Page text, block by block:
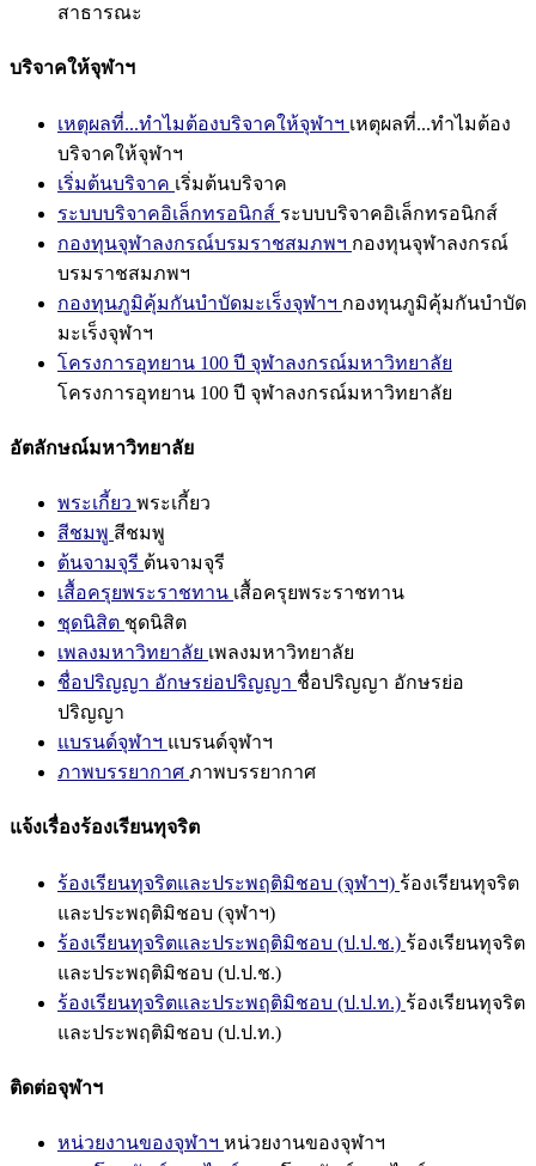
สาธารณะ
บริจาคให้จุฬาฯ
เหตุผลที่...ทำไมต้องบริจาคให้จุฬาฯ เหตุผลที่...ทำไมต้อง
บริจาคให้จุฬาฯ
เริ่มต้นบริจาค เริ่มต้นบริจาค
ระบบบริจาคอิเล็กทรอนิกส์ ระบบบริจาคอิเล็กทรอนิกส์
กองทุนจุฬาลงกรณ์บรมราชสมภพฯ กองทุนจุฬาลงกรณ์
บรมราชสมภพฯ
กองทุนภูมิคุ้มกันบำบัดมะเร็งจุฬาฯ กองทุนภูมิคุ้มกันบำบัด
มะเร็งจุฬาฯ
โครงการอุทยาน 100 ปี จุฬาลงกรณ์มหาวิทยาลัย
โครงการอุทยาน 100 ปี จุฬาลงกรณ์มหาวิทยาลัย
อัตลักษณ์มหาวิทยาลัย
พระเกี้ยว พระเกี้ยว
สีชมพู สีชมพู
ต้นจามจุรี ต้นจามจุรี
เสื้อครุยพระราชทาน เสื้อครุยพระราชทาน
ชุดนิสิต ชุดนิสิต
เพลงมหาวิทยาลัย เพลงมหาวิทยาลัย
ชื่อปริญญา อักษรย่อปริญญา ชื่อปริญญา อักษรย่อ
ปริญญา
แบรนด์จุฬาฯ แบรนด์จุฬาฯ
ภาพบรรยากาศ ภาพบรรยากาศ
แจ้งเรื่องร้องเรียนทุจริต
ร้องเรียนทุจริตและประพฤติมิชอบ (จุฬาฯ) ร้องเรียนทุจริต
และประพฤติมิชอบ (จุฬาฯ)
ร้องเรียนทุจริตและประพฤติมิชอบ (ป.ป.ช.) ร้องเรียนทุจริต
และประพฤติมิชอบ (ป.ป.ช.)
ร้องเรียนทุจริตและประพฤติมิชอบ (ป.ป.ท.) ร้องเรียนทุจริต
และประพฤติมิชอบ (ป.ป.ท.)
ติดต่อจุฬาฯ
หน่วยงานของจุฬาฯ หน่วยงานของจุฬาฯ